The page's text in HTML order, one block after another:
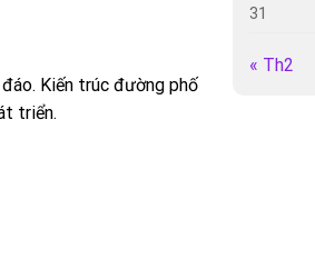
Kiến trúc đường phố
triển.
31
« Th2